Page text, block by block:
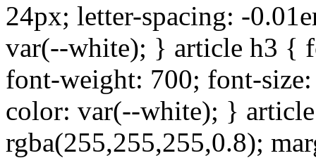
24px; letter-spacing: -
var(--white); } article h3 {
font-weight: 700; font-
color: var(--white); }
rgba(255,255,255,0.8);